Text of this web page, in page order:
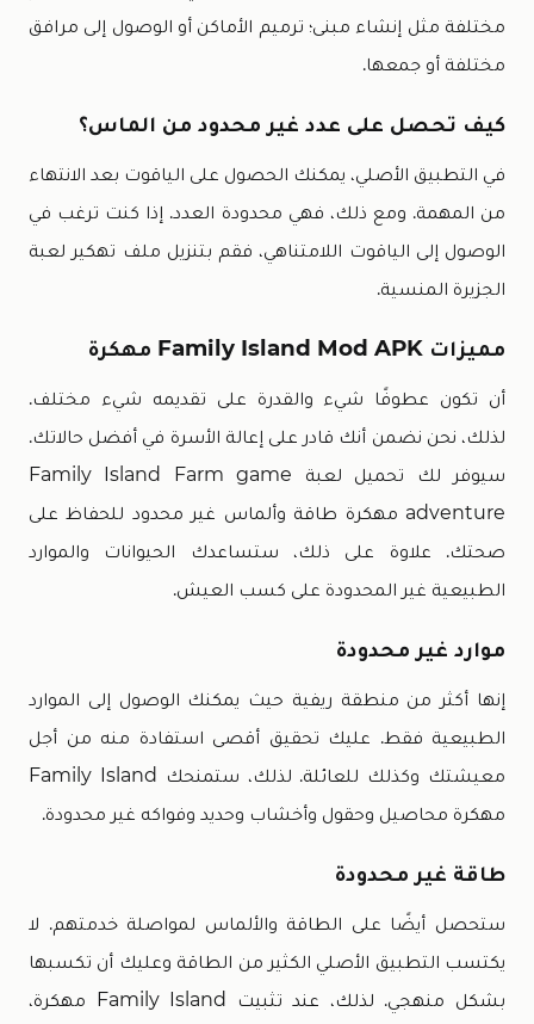
مختلفة مثل إنشاء مبنى؛ ترميم الأماكن أو الوصول إلى مرافق
مختلفة أو جمعها.
كيف تحصل على عدد غير محدود من الماس؟
في التطبيق الأصلي، يمكنك الحصول على الياقوت بعد الانتهاء
من المهمة. ومع ذلك، فهي محدودة العدد. إذا كنت ترغب في
الوصول إلى الياقوت اللامتناهي، فقم بتنزيل ملف تهكير لعبة
الجزيرة المنسية.
مميزات Family Island Mod APK مهكرة
أن تكون عطوفًا شيء والقدرة على تقديمه شيء مختلف.
لذلك، نحن نضمن أنك قادر على إعالة الأسرة في أفضل حالاتك.
سيوفر لك تحميل لعبة Family Island Farm game
adventure مهكرة طاقة وألماس غير محدود للحفاظ على
صحتك. علاوة على ذلك، ستساعدك الحيوانات والموارد
الطبيعية غير المحدودة على كسب العيش.
موارد غير محدودة
إنها أكثر من منطقة ريفية حيث يمكنك الوصول إلى الموارد
الطبيعية فقط. عليك تحقيق أقصى استفادة منه من أجل
معيشتك وكذلك للعائلة. لذلك، ستمنحك Family Island
مهكرة محاصيل وحقول وأخشاب وحديد وفواكه غير محدودة.
طاقة غير محدودة
ستحصل أيضًا على الطاقة والألماس لمواصلة خدمتهم. لا
يكتسب التطبيق الأصلي الكثير من الطاقة وعليك أن تكسبها
بشكل منهجي. لذلك، عند تثبيت Family Island مهكرة،